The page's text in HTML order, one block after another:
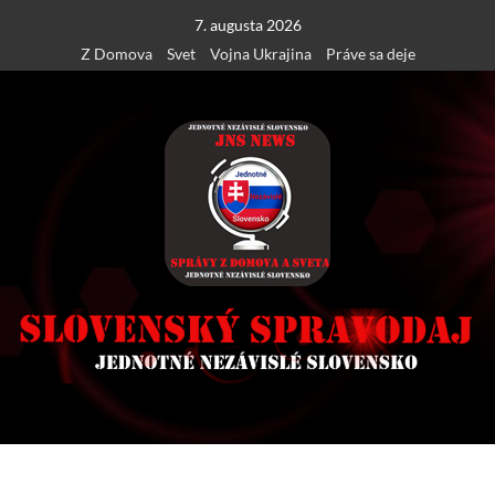
content
7. augusta 2026
Z Domova
Svet Vojna Ukrajina Práve sa deje